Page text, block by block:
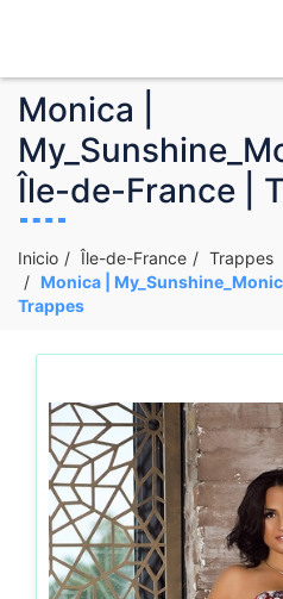
Monica |
Île-de-France |
Inicio Île-de-France
Trappes
Monica |
Trappes